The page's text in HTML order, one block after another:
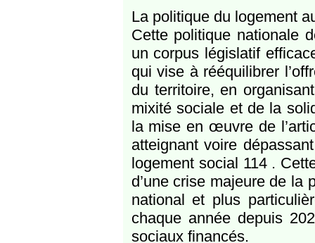
La politique du logement
Cette politique nationale
un corpus législatif
qui vise à rééquilibrer
du territoire, en
mixité sociale et de la
la mise en œuvre de
atteignant voire
logement social 114 .
d’une crise majeure de la
national et plus
chaque année depuis
sociaux financés.